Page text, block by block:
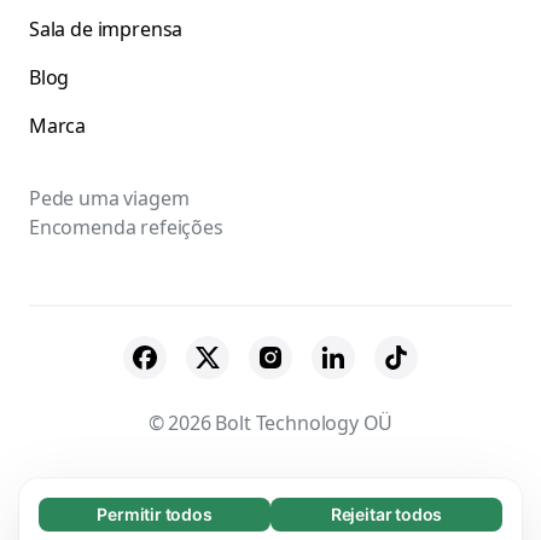
Essenciais (65)
Permitir todos Rejeitar todos
Sala de imprensa
Blog
Marca
Pede uma viagem
Encomenda refeições
© 2026 Bolt Technology OÜ
Privacidade
Cookies Segurança